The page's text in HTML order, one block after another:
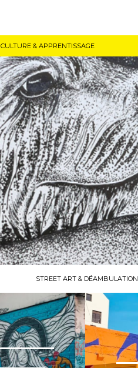
CULTURE & APPRENTISSAGE
STREET ART & DÉAMBULATION